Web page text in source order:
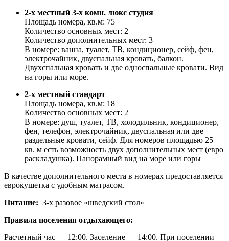
2-x местный 3-х комн. люкс студия
Площадь номера, кв.м: 75
Количество основных мест: 2
Количество дополнительных мест: 3
В номере: ванна, туалет, ТВ, кондиционер, сейф, фен,
электрочайник, двуспальная кровать, балкон.
Двухспальная кровать и две односпальные кровати. Вид
на горы или море.
2-x местный стандарт
Площадь номера, кв.м: 18
Количество основных мест: 2
В номере: душ, туалет, ТВ, холодильник, кондиционер,
фен, телефон, электрочайник, двуспальная или две
раздельные кровати, сейф. Для номеров площадью 25
кв. м есть возможность двух дополнительных мест (евро
раскладушка). Панорамный вид на море или горы
В качестве дополнительного места в номерах предоставляется
еврокушетка с удобным матрасом.
Питание: 3-х разовое «шведский стол»
Правила поселения отдыхающего:
Расчетный час — 12:00. Заселение — 14:00. При поселении